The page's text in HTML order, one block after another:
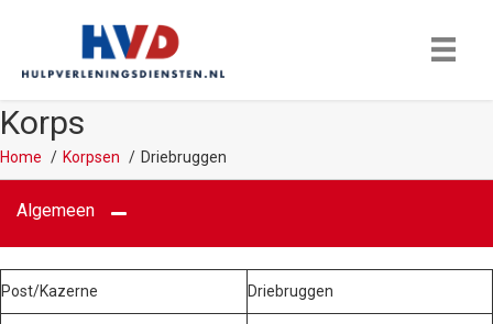
Korps
Home Korpsen Driebruggen
Algemeen
Post/Kazerne Driebruggen